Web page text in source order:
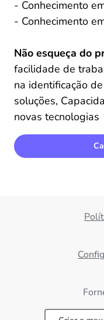
- Conhecimento
- Conhecimento
Não esqueça do
facilidade de
na identificação
soluções,
novas tecnologias